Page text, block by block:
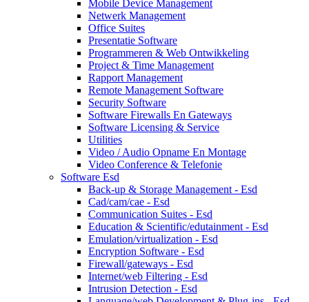
Mobile Device Management
Netwerk Management
Office Suites
Presentatie Software
Programmeren & Web Ontwikkeling
Project & Time Management
Rapport Management
Remote Management Software
Security Software
Software Firewalls En Gateways
Software Licensing & Service
Utilities
Video / Audio Opname En Montage
Video Conference & Telefonie
Software Esd
Back-up & Storage Management - Esd
Cad/cam/cae - Esd
Communication Suites - Esd
Education & Scientific/edutainment - Esd
Emulation/virtualization - Esd
Encryption Software - Esd
Firewall/gateways - Esd
Internet/web Filtering - Esd
Intrusion Detection - Esd